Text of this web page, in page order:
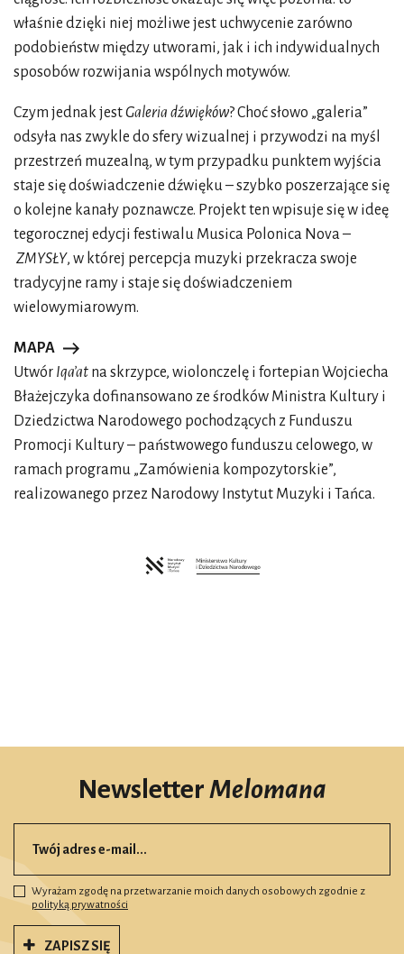
właśnie dzięki niej możliwe jest uchwycenie zarówno
podobieństw między utworami, jak i ich indywidualnych
sposobów rozwijania wspólnych motywów.
Czym jednak jestGaleria dźwięków? Choć słowo „galeria”
odsyła nas zwykle do sfery wizualnej i przywodzi na myśl
przestrzeń muzealną, w tym przypadku punktem wyjścia
staje się doświadczenie dźwięku – szybko poszerzające się
o kolejne kanały poznawcze. Projekt ten wpisuje się w ideę
tegorocznej edycji festiwalu Musica Polonica Nova –
ZMYSŁY, w której percepcja muzyki przekracza swoje
tradycyjne ramy i staje się doświadczeniem
wielowymiarowym.
MAPA
Utwór Iqa’at na skrzypce, wiolonczelę i fortepian Wojciecha
Błażejczyka dofinansowano ze środków Ministra Kultury i
Dziedzictwa Narodowego pochodzących z Funduszu
Promocji Kultury – państwowego funduszu celowego, w
ramach programu „Zamówienia kompozytorskie”,
realizowanego przez Narodowy Instytut Muzyki i Tańca.
NewsletterMelomana
Wyrażam zgodę na przetwarzanie moich danych osobowych zgodnie z
polityką prywatności
ZAPISZ SIĘ